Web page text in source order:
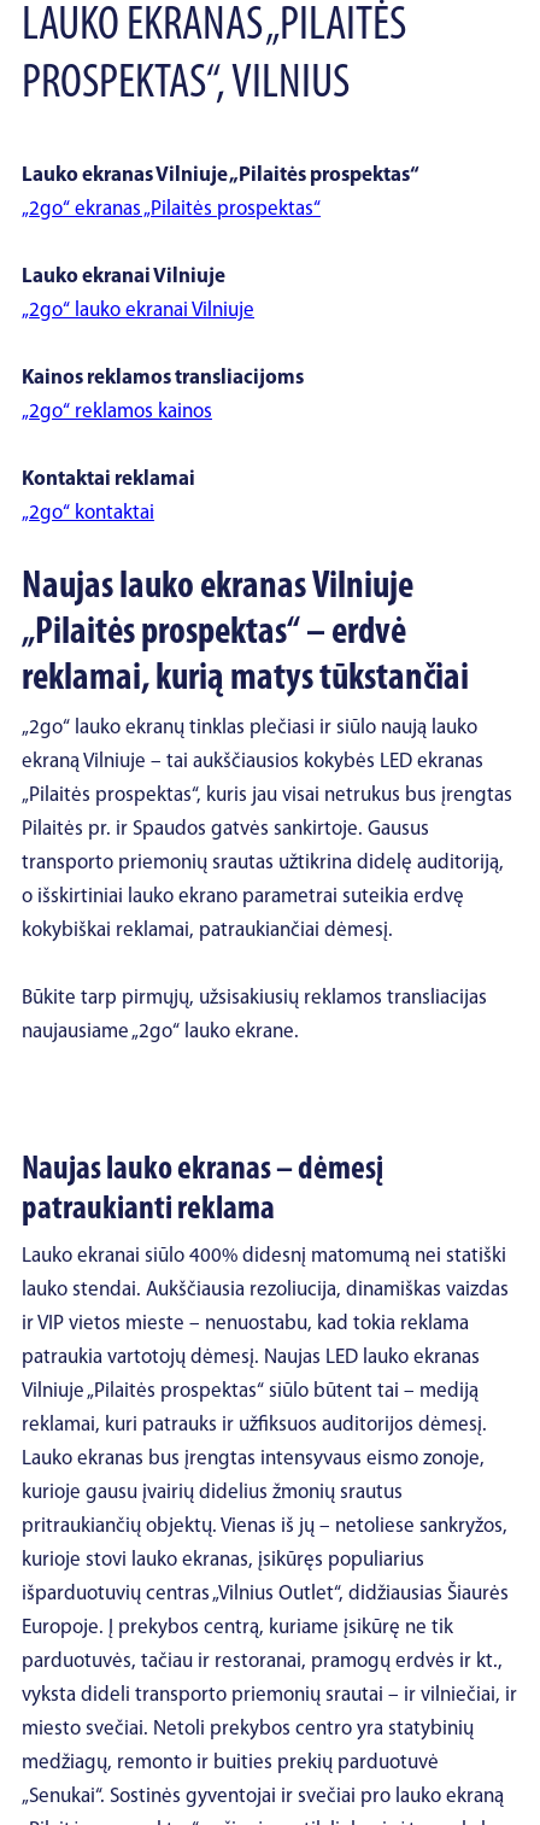
LAUKO EKRANAS „PILAITĖS
PROSPEKTAS“, VILNIUS
Lauko ekranas Vilniuje „Pilaitės prospektas“
„2go“ ekranas „Pilaitės prospektas“
Lauko ekranai Vilniuje
„2go“ lauko ekranai Vilniuje
Kainos reklamos transliacijoms
„2go“ reklamos kainos
Kontaktai reklamai
„2go“ kontaktai
Naujas lauko ekranas Vilniuje
„Pilaitės prospektas“ – erdvė
reklamai, kurią matys tūkstančiai
„2go“ lauko ekranų tinklas plečiasi ir siūlo naują lauko
ekraną Vilniuje – tai aukščiausios kokybės LED ekranas
„Pilaitės prospektas“, kuris jau visai netrukus bus įrengtas
Pilaitės pr. ir Spaudos gatvės sankirtoje. Gausus
transporto priemonių srautas užtikrina didelę auditoriją,
o išskirtiniai lauko ekrano parametrai suteikia erdvę
kokybiškai reklamai, patraukiančiai dėmesį.
Būkite tarp pirmųjų, užsisakiusių reklamos transliacijas
naujausiame „2go“ lauko ekrane.
Naujas lauko ekranas – dėmesį
patraukianti reklama
Lauko ekranai siūlo 400% didesnį matomumą nei statiški
lauko stendai. Aukščiausia rezoliucija, dinamiškas vaizdas
ir VIP vietos mieste – nenuostabu, kad tokia reklama
patraukia vartotojų dėmesį. Naujas LED lauko ekranas
Vilniuje „Pilaitės prospektas“ siūlo būtent tai – mediją
reklamai, kuri patrauks ir užfiksuos auditorijos dėmesį.
Lauko ekranas bus įrengtas intensyvaus eismo zonoje,
kurioje gausu įvairių didelius žmonių srautus
pritraukiančių objektų. Vienas iš jų – netoliese sankryžos,
kurioje stovi lauko ekranas, įsikūręs populiarius
išparduotuvių centras „Vilnius Outlet“, didžiausias Šiaurės
Europoje. Į prekybos centrą, kuriame įsikūrę ne tik
parduotuvės, tačiau ir restoranai, pramogų erdvės ir kt.,
vyksta dideli transporto priemonių srautai – ir vilniečiai, ir
miesto svečiai. Netoli prekybos centro yra statybinių
medžiagų, remonto ir buities prekių parduotuvė
„Senukai“. Sostinės gyventojai ir svečiai pro lauko ekraną